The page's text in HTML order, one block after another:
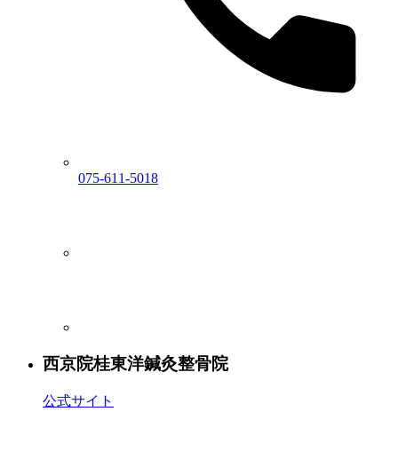
075-611-5018
西京院桂東洋鍼灸整骨院
公式サイト